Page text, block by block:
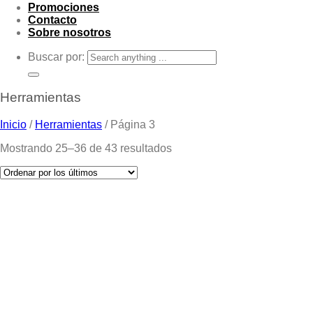
Promociones
Contacto
Sobre nosotros
Buscar por:
Herramientas
Inicio / Herramientas /Página 3
Mostrando 25–36 de 43 resultados